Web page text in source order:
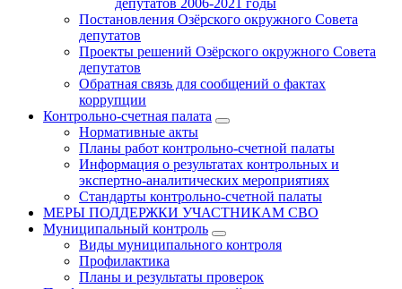
депутатов 2006-2021 годы
Постановления Озёрского окружного Совета
депутатов
Проекты решений Озёрского окружного Совета
депутатов
Обратная связь для сообщений о фактах
коррупции
Контрольно-счетная палата
Нормативные акты
Планы работ контрольно-счетной палаты
Информация о результатах контрольных и
экспертно-аналитических мероприятиях
Стандарты контрольно-счетной палаты
МЕРЫ ПОДДЕРЖКИ УЧАСТНИКАМ СВО
Муниципальный контроль
Виды муниципального контроля
Профилактика
Планы и результаты проверок